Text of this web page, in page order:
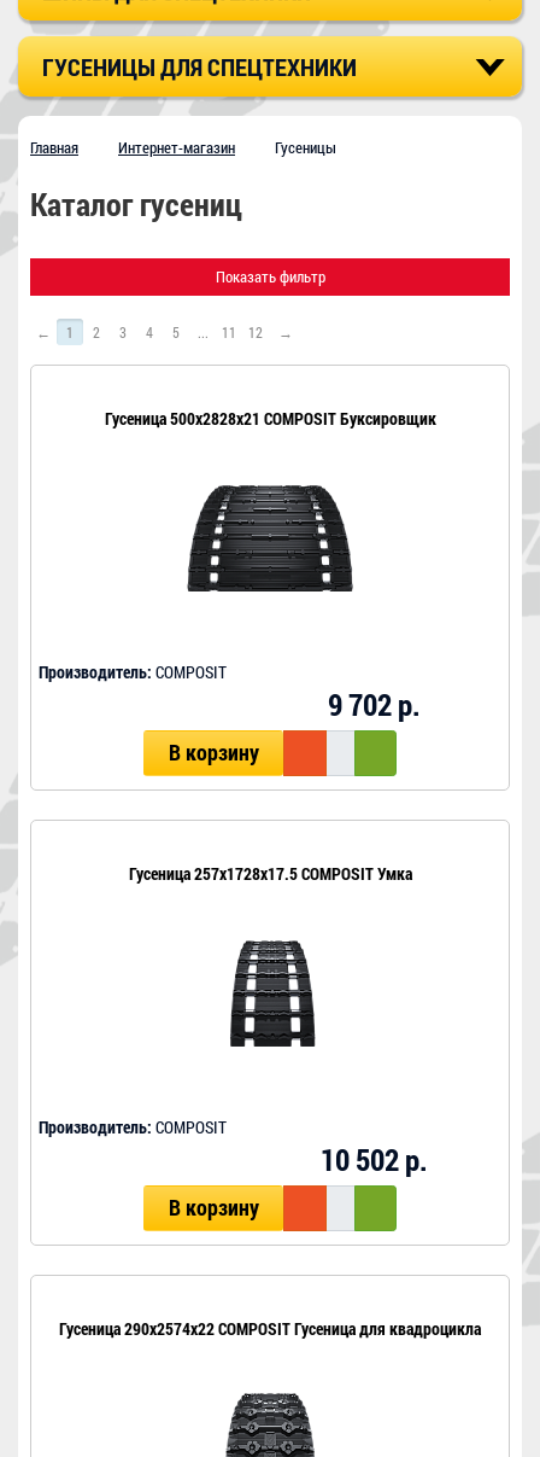
ГУСЕНИЦЫ ДЛЯ СПЕЦТЕХНИКИ
Главная Интернет-магазин Гусеницы
Каталог гусениц
Показать фильтр
← 1 2 3 4 5 ... 11 12 →
Гусеница 500x2828x21 COMPOSIT Буксировщик
Производитель: COMPOSIT
9 702 р.
В корзину
Гусеница 257x1728x17.5 COMPOSIT Умка
Производитель: COMPOSIT
10 502 р.
В корзину
Гусеница 290x2574x22 COMPOSIT Гусеница для квадроцикла